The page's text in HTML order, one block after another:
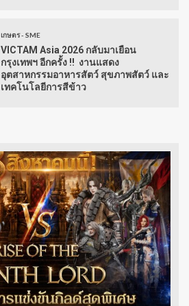
เกษตร - SME
VICTAM Asia 2026 กลับมาเยือน
กรุงเทพฯ อีกครั้ง !! งานแสดง
อุตสาหกรรมอาหารสัตว์ สุขภาพสัตว์ และ
เทคโนโลยีการสีข้าว